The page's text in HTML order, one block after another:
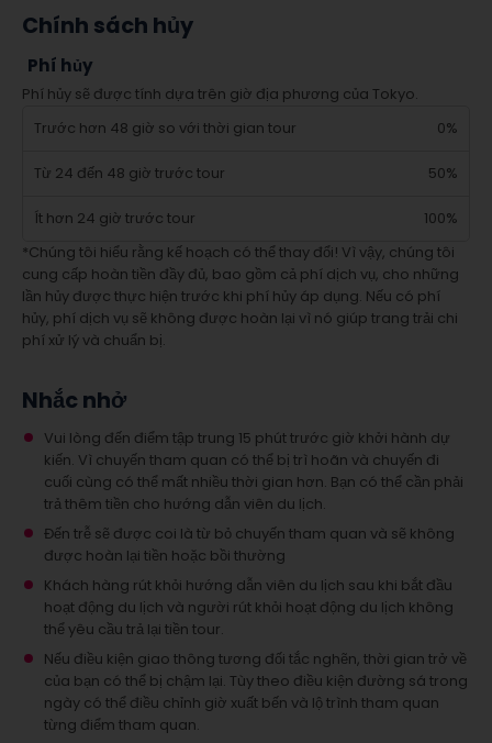
Chính sách hủy
Phí hủy
Phí hủy sẽ được tính dựa trên giờ địa phương của Tokyo.
Trước hơn 48 giờ so với thời gian tour
0%
Từ 24 đến 48 giờ trước tour 50%
Ít hơn 24 giờ trước tour
100%
*Chúng tôi hiểu rằng kế hoạch có thể thay đổi! Vì vậy, chúng tôi
cung cấp hoàn tiền đầy đủ, bao gồm cả phí dịch vụ, cho những
lần hủy được thực hiện trước khi phí hủy áp dụng. Nếu có phí
hủy, phí dịch vụ sẽ không được hoàn lại vì nó giúp trang trải chi
phí xử lý và chuẩn bị.
Nhắc nhở
Vui lòng đến điểm tập trung 15 phút trước giờ khởi hành dự
kiến. Vì chuyến tham quan có thể bị trì hoãn và chuyến đi
cuối cùng có thể mất nhiều thời gian hơn. Bạn có thể cần phải
trả thêm tiền cho hướng dẫn viên du lịch.
Đến trễ sẽ được coi là từ bỏ chuyến tham quan và sẽ không
được hoàn lại tiền hoặc bồi thường
Khách hàng rút khỏi hướng dẫn viên du lịch sau khi bắt đầu
hoạt động du lịch và người rút khỏi hoạt động du lịch không
thể yêu cầu trả lại tiền tour.
Nếu điều kiện giao thông tương đối tắc nghẽn, thời gian trở về
của bạn có thể bị chậm lại. Tùy theo điều kiện đường sá trong
ngày có thể điều chỉnh giờ xuất bến và lộ trình tham quan
từng điểm tham quan.